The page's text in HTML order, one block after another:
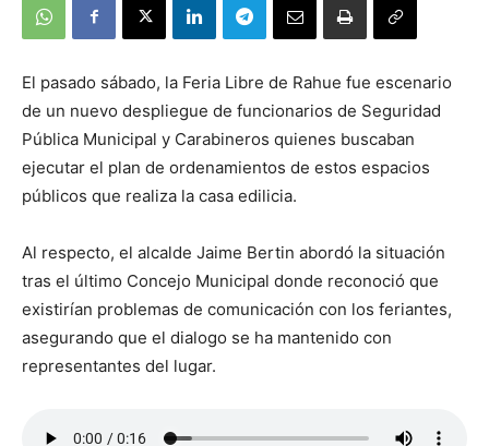
El pasado sábado, la Feria Libre de Rahue fue escenario
de un nuevo despliegue de funcionarios de Seguridad
Pública Municipal y Carabineros quienes buscaban
ejecutar el plan de ordenamientos de estos espacios
públicos que realiza la casa edilicia.
Al respecto, el alcalde Jaime Bertin abordó la situación
tras el último Concejo Municipal donde reconoció que
existirían problemas de comunicación con los feriantes,
asegurando que el dialogo se ha mantenido con
representantes del lugar.